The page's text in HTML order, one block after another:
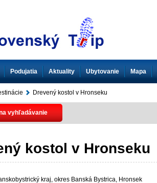
Podujatia Aktuality Ubytovanie Mapa
Drevený kostol v Hronseku
vyhľadávanie
kostol v Hronseku
kraj okres Banská Bystrica Hronsek